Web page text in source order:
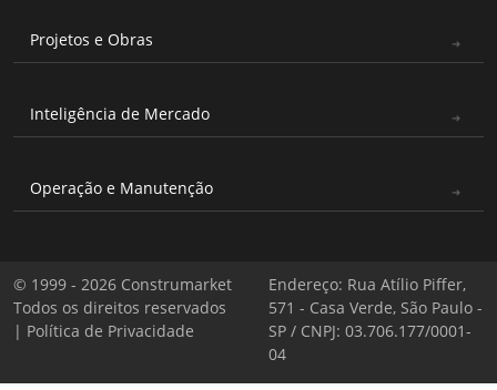
Projetos e Obras
Inteligência de Mercado
Operação e Manutenção
© 1999 - 2026 Construmarket
Todos os direitos reservados
| Política de Privacidade
Endereço: Rua Atílio Piffer,
571 - Casa Verde, São Paulo -
SP / CNPJ: 03.706.177/0001-
04